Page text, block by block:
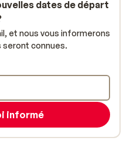
dates de départ
et nous vous informerons
seront connues.
informé